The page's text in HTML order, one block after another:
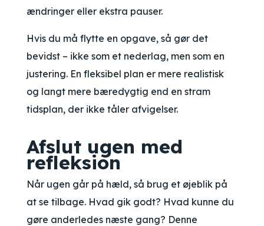
ændringer eller ekstra pauser.
Hvis du må flytte en opgave, så gør det
bevidst – ikke som et nederlag, men som en
justering. En fleksibel plan er mere realistisk
og langt mere bæredygtig end en stram
tidsplan, der ikke tåler afvigelser.
Afslut ugen med
refleksion
Når ugen går på hæld, så brug et øjeblik på
at se tilbage. Hvad gik godt? Hvad kunne du
gøre anderledes næste gang? Denne